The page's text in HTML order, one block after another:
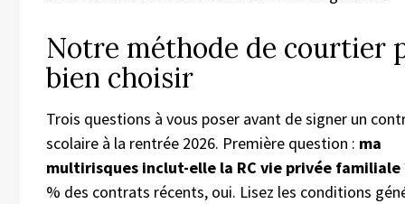
Notre méthode de courtier
bien choisir
Trois questions à vous poser avant de signer un
scolaire à la rentrée 2026. Première question : ma
multirisques inclut-elle la RC vie privée familiale
% des contrats récents, oui. Lisez les conditions